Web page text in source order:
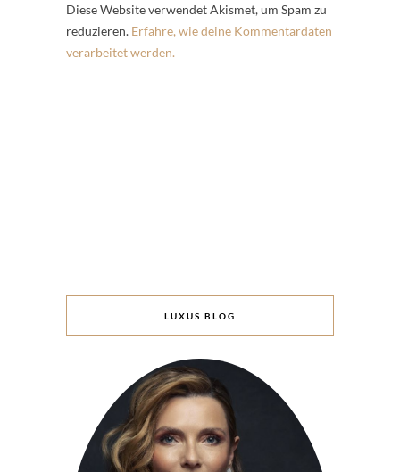
Diese Website verwendet Akismet, um Spam zu
reduzieren. Erfahre, wie deine Kommentardaten
verarbeitet werden.
LUXUS BLOG